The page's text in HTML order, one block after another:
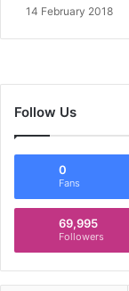
14 February 2018
Follow Us
0
Fans
69,995
Followers